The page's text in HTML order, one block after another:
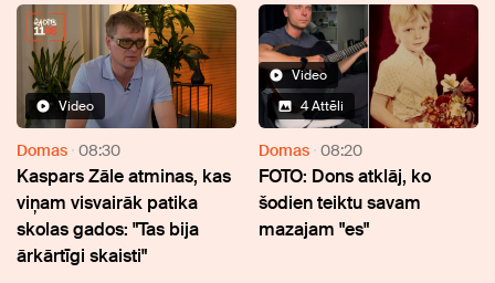
Video
Domas 08:30
Kaspars Zāle atminas, kas
viņam visvairāk patika
skolas gados: "Tas bija
ārkārtīgi skaisti"
Video
4 Attēli
Domas 08:20
FOTO: Dons atklāj, ko
šodien teiktu savam
mazajam "es"